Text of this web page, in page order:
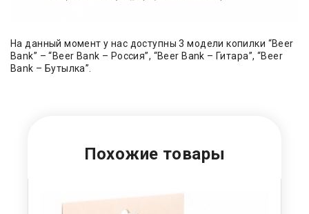
На данный момент у нас доступны 3 модели копилки “Beer
Bank” – “Beer Bank – Россия”, “Beer Bank – Гитара”, “Beer
Bank – Бутылка”.
Похожие товары